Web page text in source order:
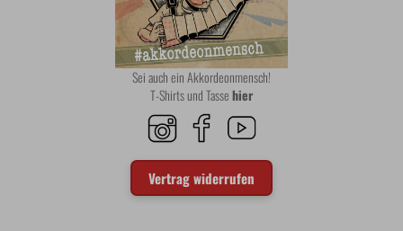
Sei auch ein Akkordeonmensch!
T-Shirts und Tassehier
Vertrag widerrufen